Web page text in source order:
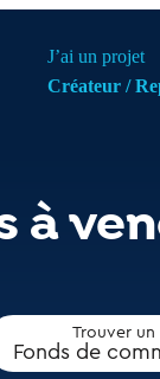
J’ai un projet
Créateur /
à
Trouver un
Fonds de